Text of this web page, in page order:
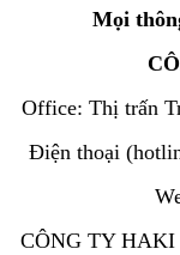
Mọi
Office: Thị trấn
Điện thoại
CÔNG TY HAKI